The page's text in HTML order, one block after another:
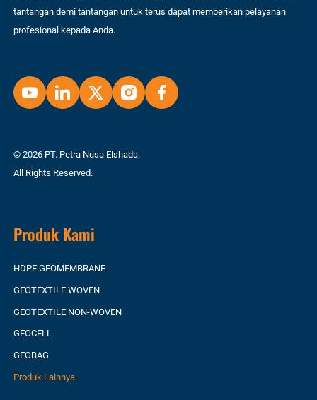
tantangan demi tantangan untuk terus dapat memberikan pelayanan
profesional kepada Anda.
© 2026 PT. Petra Nusa Elshada.
All Rights Reserved.
Produk Kami
HDPE GEOMEMBRANE
GEOTEXTILE WOVEN
GEOTEXTILE NON-WOVEN
GEOCELL
GEOBAG
Produk Lainnya